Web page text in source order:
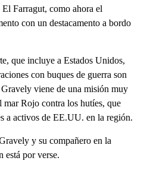
Farragut, como ahora el
con un destacamento a bordo
que incluye a Estados Unidos,
con buques de guerra son
viene de una misión muy
mar Rojo contra los hutíes, que
a activos de EE.UU. en la región.
y su compañero en la
está por verse.